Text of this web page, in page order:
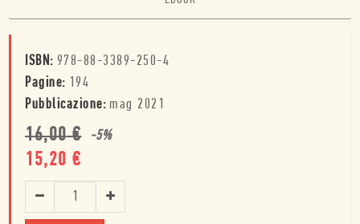
ISBN: 978-88-3389-250-4
Pagine: 194
Pubblicazione: mag 2021
16,00€ -5%
15,20 €